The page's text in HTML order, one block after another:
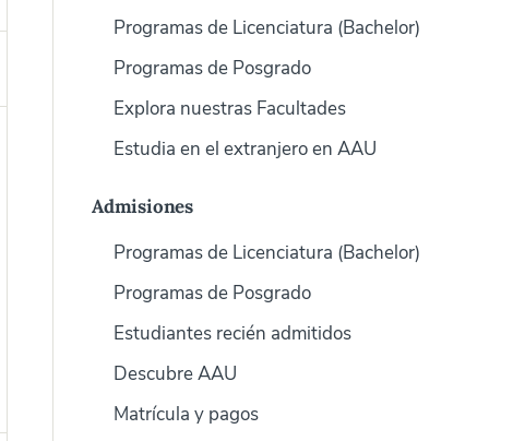
Programas de Licenciatura (Bachelor)
Programas de Posgrado
Explora nuestras Facultades
Estudia en el extranjero en AAU
Admisiones
Programas de Licenciatura (Bachelor)
Programas de Posgrado
Estudiantes recién admitidos
Descubre AAU
Matrícula y pagos